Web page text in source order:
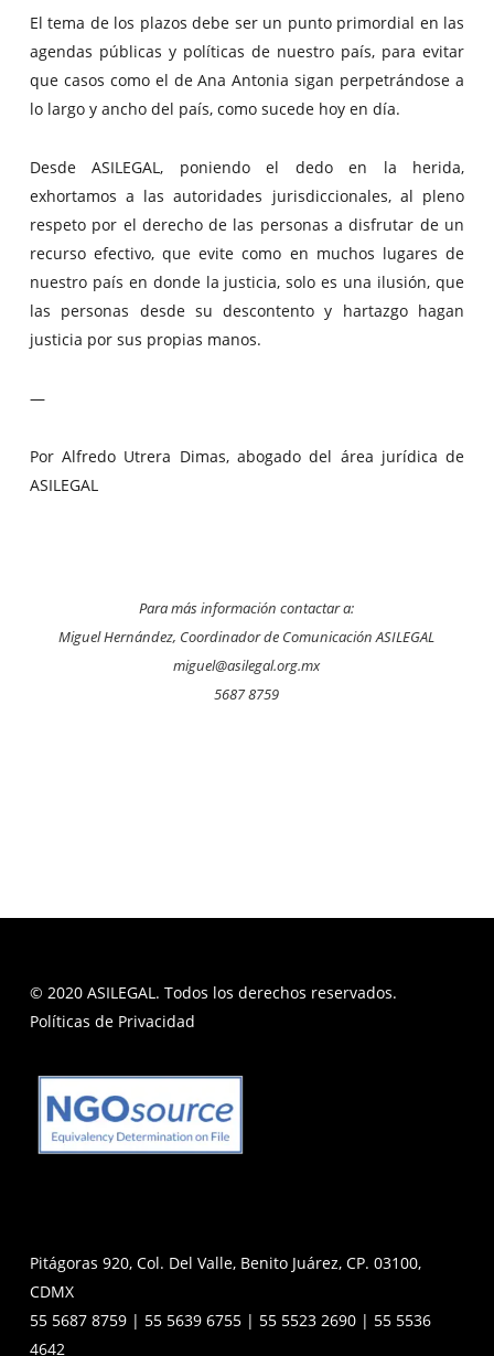
El tema de los plazos debe ser un punto primordial en las
agendas públicas y políticas de nuestro país, para evitar
que casos como el de Ana Antonia sigan perpetrándose a
lo largo y ancho del país, como sucede hoy en día.
Desde ASILEGAL, poniendo el dedo en la herida,
exhortamos a las autoridades jurisdiccionales, al pleno
respeto por el derecho de las personas a disfrutar de un
recurso efectivo, que evite como en muchos lugares de
nuestro país en donde la justicia, solo es una ilusión, que
las personas desde su descontento y hartazgo hagan
justicia por sus propias manos.
—
Por Alfredo Utrera Dimas, abogado del área jurídica de
ASILEGAL
Para más información contactar a:
Miguel Hernández, Coordinador de Comunicación ASILEGAL
miguel@asilegal.org.mx
5687 8759
© 2020 ASILEGAL. Todos los derechos reservados.
Políticas de Privacidad
Pitágoras 920, Col. Del Valle, Benito Juárez, CP. 03100,
CDMX
55 5687 8759 | 55 5639 6755 | 55 5523 2690 | 55 5536
4642